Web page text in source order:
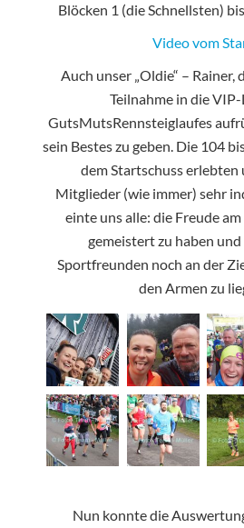
Blöcken 1 (die Schnellsten)
Video vom
Auch unser „Oldie“ – Rainer,
Teilnahme in die VIP-
GutsMutsRennsteiglaufes
sein Bestes zu geben. Die 104
dem Startschuss erlebten
Mitglieder (wie immer) sehr
einte uns alle: die Freude
gemeistert zu haben
Sportfreunden noch an der
den Armen zu
Nun konnte die